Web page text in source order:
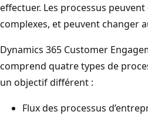
effectuer. Les processus
complexes, et peuvent changer
Dynamics 365 Customer
comprend quatre types de
un objectif différent :
Flux des processus